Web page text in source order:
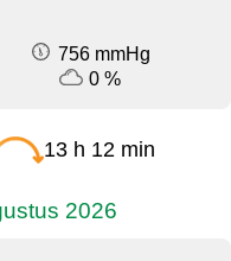
756 mmHg
0 %
13 h 12 min
2026